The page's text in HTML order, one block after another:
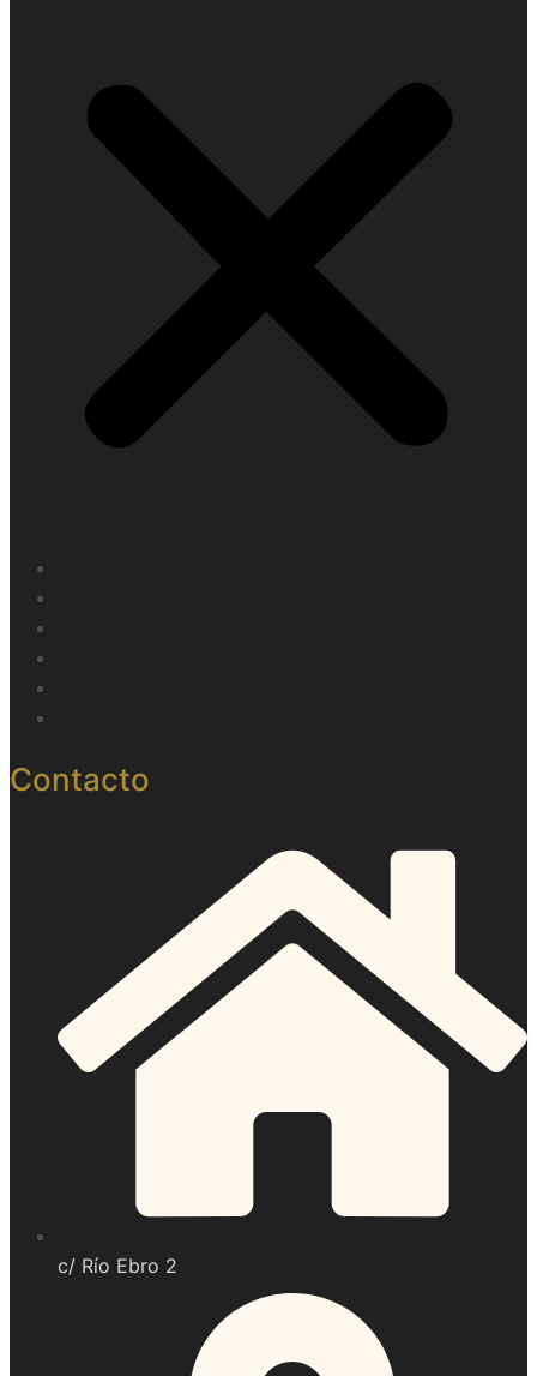
Contacto
c/ Río Ebro 2